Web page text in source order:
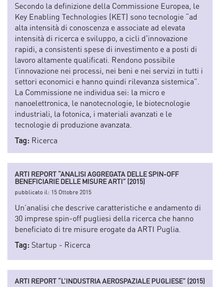
Secondo la definizione della Commissione Europea, le
Key Enabling Technologies (KET) sono tecnologie “ad
alta intensità di conoscenza e associate ad elevata
intensità di ricerca e sviluppo, a cicli d'innovazione
rapidi, a consistenti spese di investimento e a posti di
lavoro altamente qualificati. Rendono possibile
l’innovazione nei processi, nei beni e nei servizi in tutti i
settori economici e hanno quindi rilevanza sistemica”.
La Commissione ne individua sei: la micro e
nanoelettronica, le nanotecnologie, le biotecnologie
industriali, la fotonica, i materiali avanzati e le
tecnologie di produzione avanzata.
Tag: Ricerca
ARTI REPORT “ANALISI AGGREGATA DELLE SPIN-OFF
BENEFICIARIE DELLE MISURE ARTI” (2015)
pubblicato il: 15 Ottobre 2015
Un’analisi che descrive caratteristiche e andamento di
30 imprese spin-off pugliesi della ricerca che hanno
beneficiato di tre misure erogate da ARTI Puglia.
Tag: Startup - Ricerca
ARTI REPORT “L’INDUSTRIA AEROSPAZIALE PUGLIESE” (2015)